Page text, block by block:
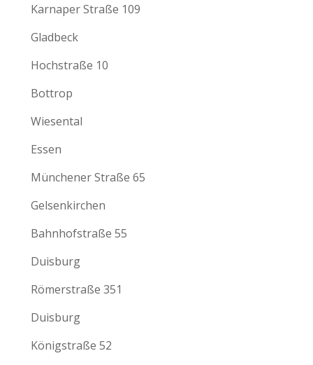
Karnaper Straße 109
Gladbeck
Hochstraße 10
Bottrop
Wiesental
Essen
Münchener Straße 65
Gelsenkirchen
Bahnhofstraße 55
Duisburg
Römerstraße 351
Duisburg
Königstraße 52